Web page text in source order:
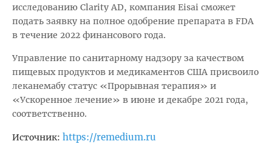
исследованию Clarity AD, компания Eisai сможет
подать заявку на полное одобрение препарата в FDA
в течение 2022 финансового года.
Управление по санитарному надзору за качеством
пищевых продуктов и медикаментов США присвоило
леканемабу статус «Прорывная терапия» и
«Ускоренное лечение» в июне и декабре 2021 года,
соответственно.
Источник: https://remedium.ru